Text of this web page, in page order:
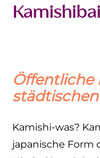
Öffentliche
Kamishi-was?
japanische Form